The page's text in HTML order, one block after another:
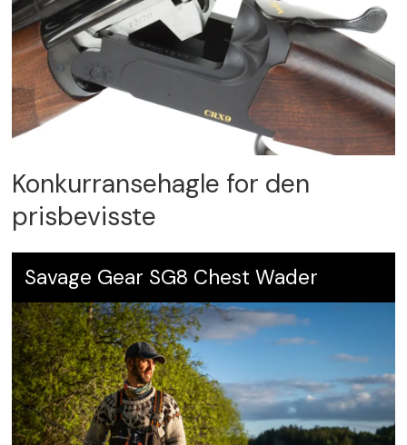
Konkurransehagle for den
prisbevisste
Savage Gear SG8 Chest Wader